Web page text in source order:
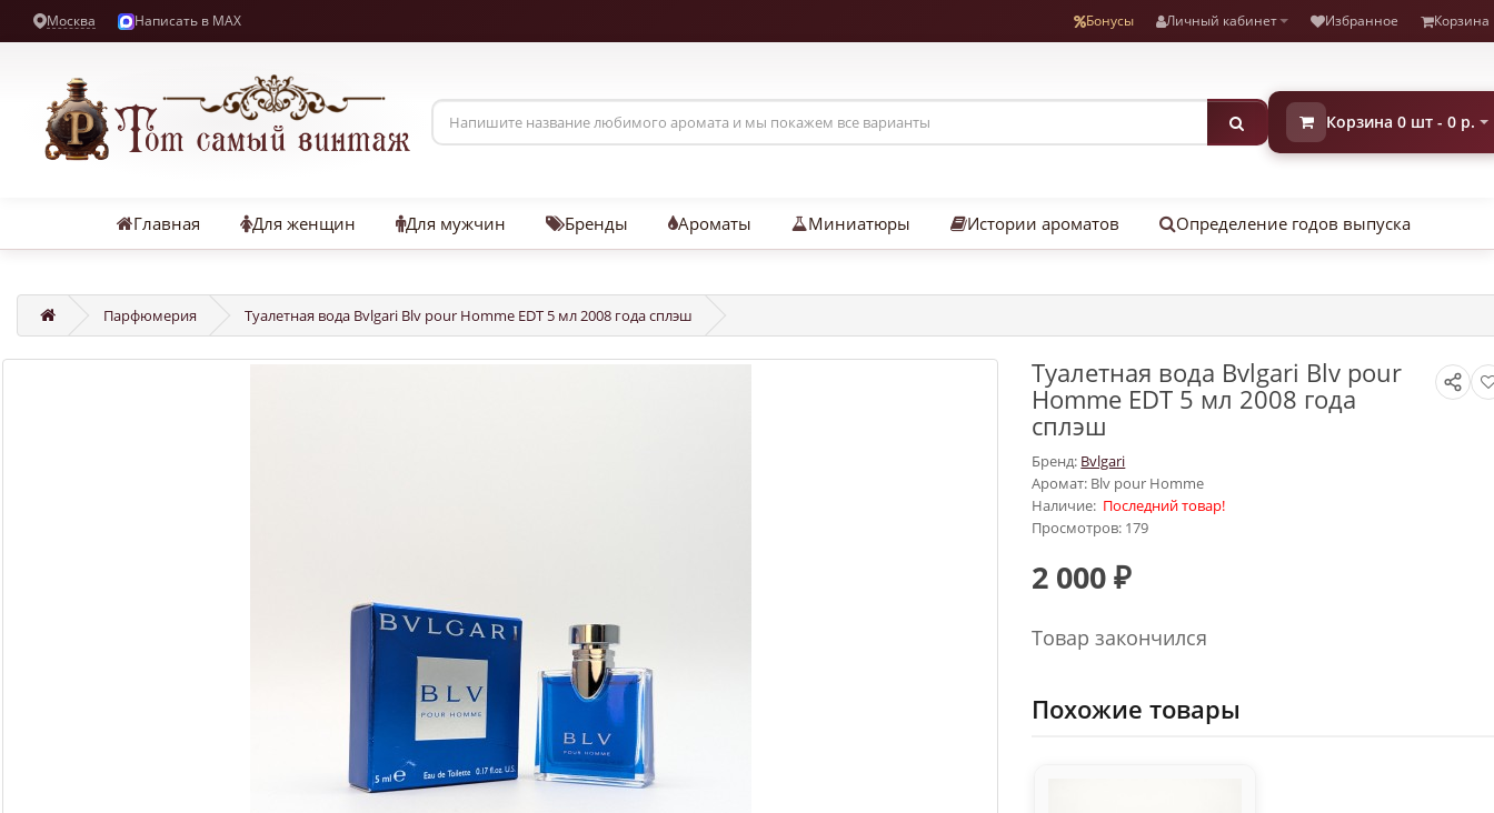
Москва Написать в MAX Бонусы Личный кабинет Избранное Корзина
Корзина 0 шт - 0 р.
Главная Для женщин Для мужчин Бренды Ароматы Миниатюры Истории ароматов Определение годов выпуска
Парфюмерия Туалетная вода Bvlgari Blv pour Homme EDT 5 мл 2008 года сплэш
Туалетная вода Bvlgari Blv pour
Homme EDT 5 мл 2008 года
сплэш
Бренд: Bvlgari
Аромат: Blv pour Homme
Наличие: Последний товар!
Просмотров: 179
2 000 ₽
Товар закончился
Похожие товары